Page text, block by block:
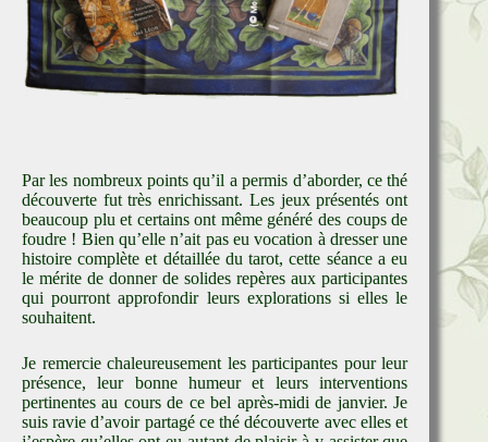
Par les nombreux points qu’il a permis d’aborder, ce thé
découverte fut très enrichissant. Les jeux présentés ont
beaucoup plu et certains ont même généré des coups de
foudre ! Bien qu’elle n’ait pas eu vocation à dresser une
histoire complète et détaillée du tarot, cette séance a eu
le mérite de donner de solides repères aux participantes
qui pourront approfondir leurs explorations si elles le
souhaitent.
Je remercie chaleureusement les participantes pour leur
présence, leur bonne humeur et leurs interventions
pertinentes au cours de ce bel après-midi de janvier. Je
suis ravie d’avoir partagé ce thé découverte avec elles et